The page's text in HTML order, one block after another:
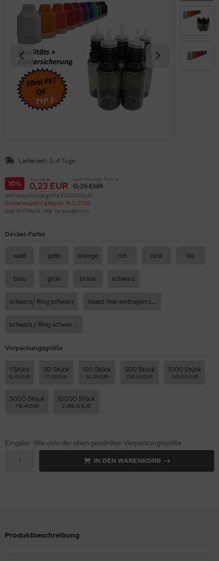
Lieferzeit: 3-4 Tage
Jetzt nur ab
0,23 EUR
Unser bisheriger Preis ab
0,25 EUR
10%
(bei Verpackungsgröße 10000 Stück)
Sonderangebot gültig bis: 16.12.2026
zzgl. 19 % MwSt. zzgl. Versandkosten
Deckel-Farbe
weiß gelb orange rot pink lila
blau grün braun schwarz
schwarz/ Ring schwarz mixed: hier eintragen z.B 50rot, 50blau, usw.
schwarz / Ring schwarz Tropfer vormontiert
Verpackungsgröße
1 Stück
0,42 EUR
50 Stück
17,32 EUR
100 Stück
30,18 EUR
500 Stück
136,06 EUR
1000 Stück
249,50 EUR
3000 Stück
718,41 EUR
10000 Stück
2.268,15 EUR
Eingabe: Wie viele der oben gewählten Verpackungsgröße
IN DEN WARENKORB
Produktbeschreibung